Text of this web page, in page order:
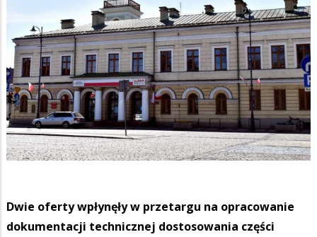
Dwie oferty wpłynęły w przetargu na opracowanie
dokumentacji technicznej dostosowania części